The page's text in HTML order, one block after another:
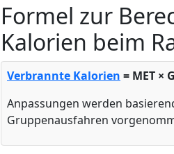
Formel zur
Kalorien beim
Verbrannte Kalorien = MET ×
Anpassungen werden
Gruppenausfahren